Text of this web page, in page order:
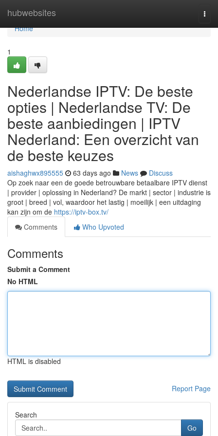
hubwebsites
Home
Home
1
Nederlandse IPTV: De beste
opties | Nederlandse TV: De
beste aanbiedingen | IPTV
Nederland: Een overzicht van
de beste keuzes
aishaghwx895555 63 days ago News
Discuss
Op zoek naar een de goede betrouwbare betaalbare IPTV dienst
| provider | oplossing in Nederland? De markt | sector | industrie is
groot | breed | vol, waardoor het lastig | moeilijk | een uitdaging
kan zijn om de https://iptv-box.tv/
Comments
Who Upvoted
Comments
Submit a Comment
No HTML
HTML is disabled
Report Page
Search
Go